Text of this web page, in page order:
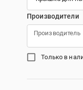
Производители
Производитель
Только в